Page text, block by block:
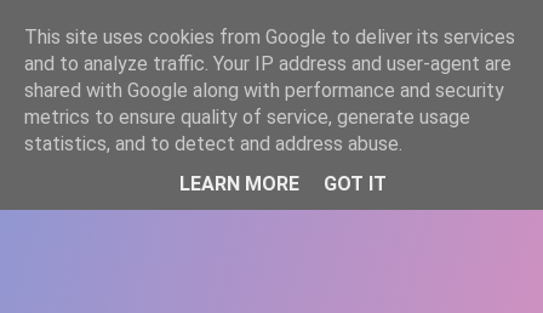
WWW.GAZISTI.RO
This site uses cookies from Google to deliver its services
and to analyze traffic. Your IP address and user-agent are
shared with Google along with performance and security
metrics to ensure quality of service, generate usage
statistics, and to detect and address abuse.
LEARN MORE
GOT IT